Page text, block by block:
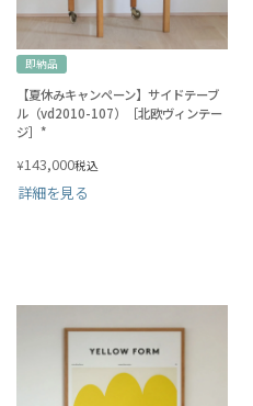
即納品
【夏休みキャンペーン】サイドテーブ
ル（vd2010-107）［北欧ヴィンテー
ジ］*
¥143,000税込
詳細を見る